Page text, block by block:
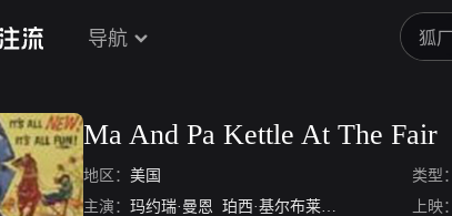
导航
Ma And Pa Kettle At The Fair
地区： 美国 类型：
主演： 玛约瑞·曼恩 珀西·基尔布莱德 詹姆斯·贝斯特
上映：